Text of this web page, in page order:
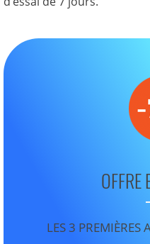
OFFRE
LES 3